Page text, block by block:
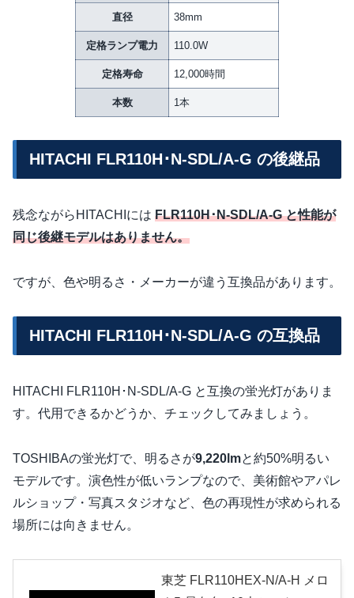
直径 38mm
定格ランプ電力 110.0W
定格寿命 12,000時間
本数 1本
HITACHI FLR110H･N-SDL/A-G の後継品
残念ながらHITACHIには FLR110H･N-SDL/A-G と性能が
同じ後継モデルはありません。
ですが、色や明るさ・メーカーが違う互換品があります。
HITACHI FLR110H･N-SDL/A-G の互換品
HITACHI FLR110H･N-SDL/A-G と互換の蛍光灯がありま
す。代用できるかどうか、チェックしてみましょう。
TOSHIBAの蛍光灯で、明るさが9,220lmと約50%明るい
モデルです。演色性が低いランプなので、美術館やアパレ
ルショップ・写真スタジオなど、色の再現性が求められる
場所には向きません。
東芝 FLR110HEX-N/A-H メロ